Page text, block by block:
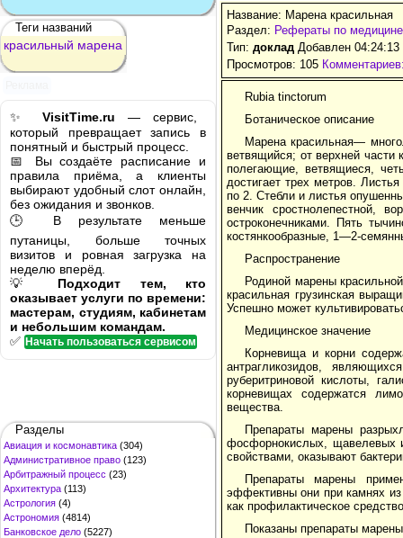
Теги названий
красильный марена
✨ VisitTime.ru — сервис,
который превращает запись в
понятный и быстрый процесс.
📅 Вы создаёте расписание и
правила приёма, а клиенты
выбирают удобный слот онлайн,
без ожидания и звонков.
🕒 В результате меньше
путаницы, больше точных
визитов и ровная загрузка на
неделю вперёд.
💡 Подходит тем, кто
оказывает услуги по времени:
мастерам, студиям, кабинетам
и небольшим командам.
✅ Начать пользоваться сервисом
Разделы
Авиация и космонавтика (304)
Административное право (123)
Арбитражный процесс (23)
Архитектура (113)
Астрология (4)
Астрономия (4814)
Банковское дело (5227)
Название: Марена красильная
Раздел: Рефераты по медицине
Тип: доклад Добавлен
Просмотров: 105
Rubia tinctorum
Ботаническое описание
Марена красильная—
ветвящийся; от верхней части
полегающие, ветвящиеся,
достигает трех метров.
по 2. Стебли и листья
венчик сростнолепестной,
остроконечниками. Пять
костянкообразные, 1—2-
Распространение
Родиной марены
красильная грузинская
Успешно может
Медицинское значение
Корневища и корни
антрагликозидов,
руберитриновой кислоты,
корневищах содержатся
вещества.
Препараты марены
фосфорнокислых, щавелевых
свойствами, оказывают
Препараты марены
эффективны они при камнях
как профилактическое
Показаны препараты